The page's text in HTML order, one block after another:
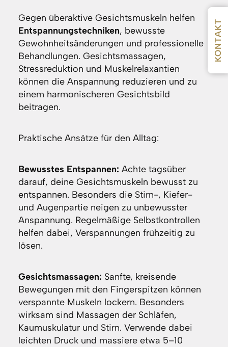
Gegen überaktive Gesichtsmuskeln helfen
Entspannungstechniken, bewusste
Gewohnheitsänderungen und professionelle
Behandlungen. Gesichtsmassagen,
Stressreduktion und Muskelrelaxantien
können die Anspannung reduzieren und zu
einem harmonischeren Gesichtsbild
beitragen.
Praktische Ansätze für den Alltag:
Bewusstes Entspannen: Achte tagsüber
darauf, deine Gesichtsmuskeln bewusst zu
entspannen. Besonders die Stirn-, Kiefer-
und Augenpartie neigen zu unbewusster
Anspannung. Regelmäßige Selbstkontrollen
helfen dabei, Verspannungen frühzeitig zu
lösen.
Gesichtsmassagen: Sanfte, kreisende
Bewegungen mit den Fingerspitzen können
verspannte Muskeln lockern. Besonders
wirksam sind Massagen der Schläfen,
Kaumuskulatur und Stirn. Verwende dabei
leichten Druck und massiere etwa 5–10
KONTAKT